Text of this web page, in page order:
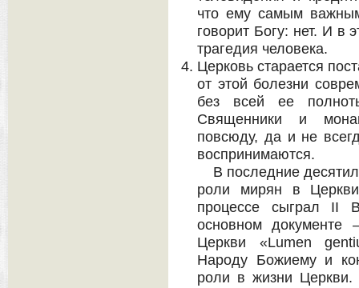
что ему самым
говорит Богу: нет. И в
трагедия человека.
Церковь старается
от этой болезни
без всей ее
Священники и
повсюду, да и не
воспринимаются.
В последние
роли мирян в
процессе сыграл II
основном документе
Церкви «Lumen
Народу Божиему и
роли в жизни Церкви.